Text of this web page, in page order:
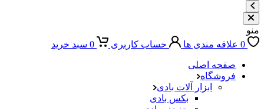
منو
0 علاقه مندی ها حساب کاربری 0 سبد خرید
صفحه اصلی
فروشگاه
ابزار آلات بادی
بکس بادی